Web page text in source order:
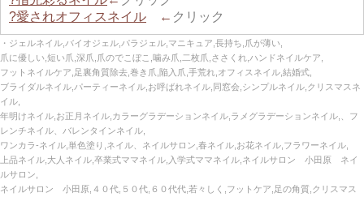
?愛されオフィスネイル ← クリック
・ジェルネイル,バイオジェル,パラジェル,マニキュア,長持ち,爪が薄い,
爪に優しい,短い爪,深爪,爪のでこぼこ,噛み爪,二枚爪,ささくれ,ハンドネイルケア,
フットネイルケア,足裏角質除去,巻き爪,陥入爪,手荒れ,オフィスネイル,結婚式,
ブライダルネイル,パーティーネイル,お呼ばれネイル,同窓会,シンプルネイル,クリスマスネ
イル,
年明けネイル,お正月ネイル,カラーグラデーションネイル,ラメグラデーションネイル,、フ
レンチネイル、バレンタインネイル,
ワンカラ‐ネイル,単色塗り,ネイル、ネイルサロン,春ネイル,お花ネイル,フラワーネイル,
上品ネイル,大人ネイル,卒業式ママネイル,入学式ママネイル,ネイルサロン 小田原 ネイ
ルサロン,
ネイルサロン 小田原,４０代,５０代,６０代代,若々しく,フットケア,足の角質,クリスマス